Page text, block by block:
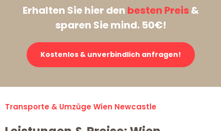
Erhalten Sie hier den besten Preis&
sparen Sie mind. 50€!
Kostenlos & unverbindlich anfragen!
Transporte & Umzüge Wien Newcastle